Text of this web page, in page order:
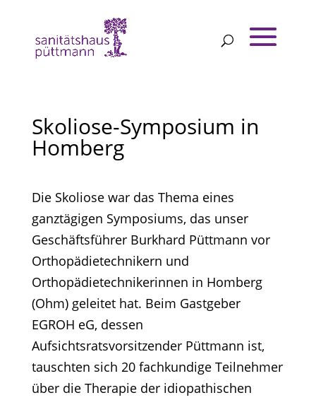
Skoliose-Symposium in
Homberg
Die Skoliose war das Thema eines
ganztägigen Symposiums, das unser
Geschäftsführer Burkhard Püttmann vor
Orthopädietechnikern und
Orthopädietechnikerinnen in Homberg
(Ohm) geleitet hat. Beim Gastgeber
EGROH eG, dessen
Aufsichtsratsvorsitzender Püttmann ist,
tauschten sich 20 fachkundige Teilnehmer
über die Therapie der idiopathischen